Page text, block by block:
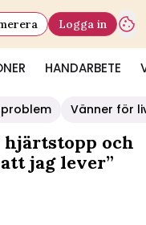
HANDARBETE
Logga in
Vänner för
hjärtstopp och
jag lever”